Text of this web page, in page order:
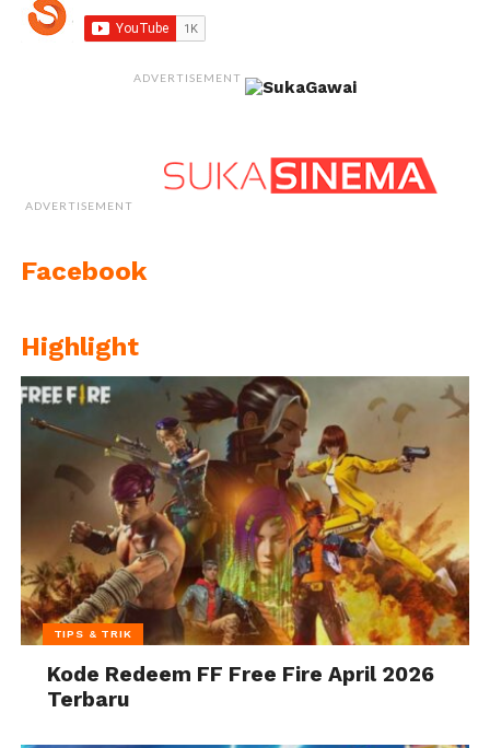
ADVERTISEMENT
ADVERTISEMENT
Facebook
Highlight
TIPS & TRIK
Kode Redeem FF Free Fire April 2026
Terbaru